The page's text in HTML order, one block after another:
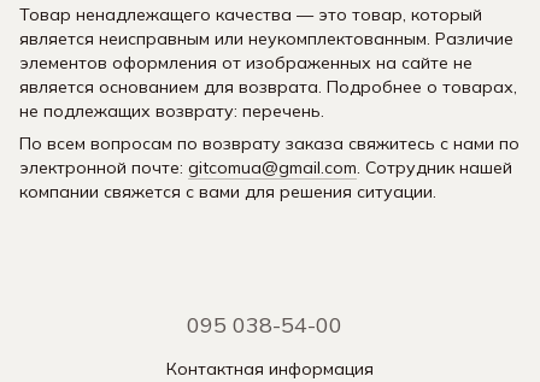
Товар ненадлежащего качества — это товар, который
является неисправным или неукомплектованным. Различие
элементов оформления от изображенных на сайте не
является основанием для возврата. Подробнее о товарах,
не подлежащих возврату: перечень.
По всем вопросам по возврату заказа свяжитесь с нами по
электронной почте: gitcomua@gmail.com. Сотрудник нашей
компании свяжется с вами для решения ситуации.
095 038-54-00
Контактная информация